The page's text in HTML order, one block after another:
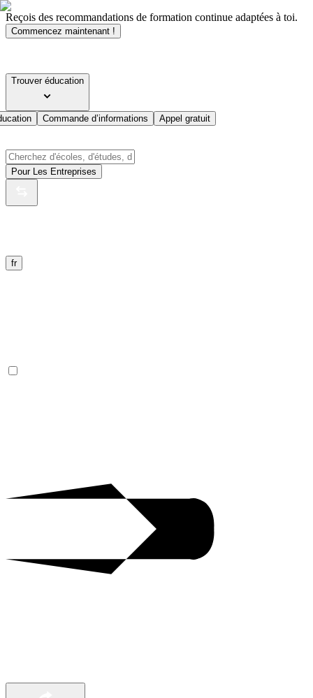
Reçois des recommandations de formation continue adaptées à toi.
Commencez maintenant !
Trouver éducation
Commande d’informations Appel gratuit
Pour Les Entreprises
fr